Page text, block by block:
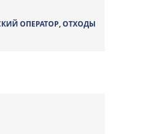
ОПЕРАТОР,ОТХОДЫ